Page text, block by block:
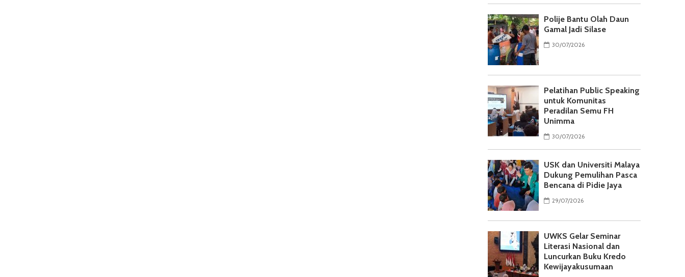
Polije Bantu Olah Daun
Gamal Jadi Silase
30/07/2026
Pelatihan Public Speaking
untuk Komunitas
Peradilan Semu FH
Unimma
30/07/2026
USK dan Universiti Malaya
Dukung Pemulihan Pasca
Bencana di Pidie Jaya
29/07/2026
UWKS Gelar Seminar
Literasi Nasional dan
Luncurkan Buku Kredo
Kewijayakusumaan